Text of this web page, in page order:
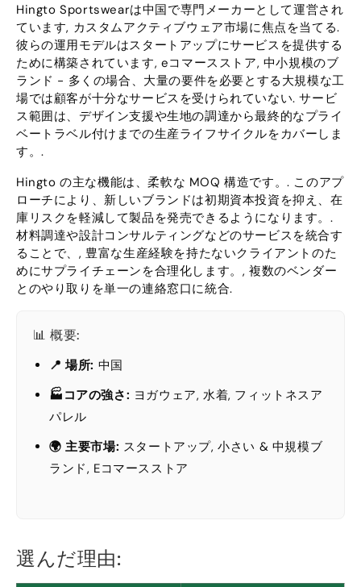
Hingto Sportswearは中国で専門メーカーとして運営され
ています, カスタムアクティブウェア市場に焦点を当てる.
彼らの運用モデルはスタートアップにサービスを提供する
ために構築されています, eコマースストア, 中小規模のブ
ランド - 多くの場合、大量の要件を必要とする大規模な工
場では顧客が十分なサービスを受けられていない. サービ
ス範囲は、デザイン支援や生地の調達から最終的なプライ
ベートラベル付けまでの生産ライフサイクルをカバーしま
す。.
Hingto の主な機能は、柔軟な MOQ 構造です。. このアプ
ローチにより、新しいブランドは初期資本投資を抑え、在
庫リスクを軽減して製品を発売できるようになります。.
材料調達や設計コンサルティングなどのサービスを統合す
ることで、, 豊富な生産経験を持たないクライアントのた
めにサプライチェーンを合理化します。, 複数のベンダー
とのやり取りを単一の連絡窓口に統合.
📊 概要:
📍 場所: 中国
🏭コアの強さ: ヨガウェア, 水着, フィットネスア
パレル
🌍 主要市場: スタートアップ, 小さい & 中規模ブ
ランド, Eコマースストア
選んだ理由: